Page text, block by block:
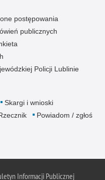
postępowania
publicznych
Policji Lublinie
Skargi i wnioski
Powiadom / zgłoś
Informacji Publicznej